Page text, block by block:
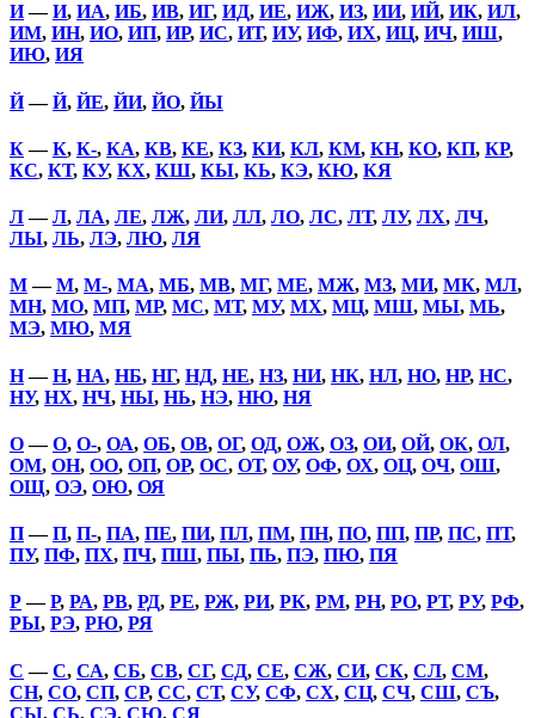
И—И, ИА, ИБ, ИВ, ИГ, ИД, ИЕ, ИЖ, ИЗ, ИИ, ИЙ, ИК, ИЛ,
ИМ, ИН, ИО, ИП, ИР, ИС, ИТ, ИУ, ИФ, ИХ, ИЦ, ИЧ, ИШ,
ИЮ, ИЯ
Й—Й, ЙЕ, ЙИ, ЙО, ЙЫ
К—К, К-, КА, КВ, КЕ, КЗ, КИ, КЛ, КМ, КН, КО, КП, КР,
КС, КТ, КУ, КХ, КШ, КЫ, КЬ, КЭ, КЮ, КЯ
Л—Л, ЛА, ЛЕ, ЛЖ, ЛИ, ЛЛ, ЛО, ЛС, ЛТ, ЛУ, ЛХ, ЛЧ,
ЛЫ, ЛЬ, ЛЭ, ЛЮ, ЛЯ
М—М, М-, МА, МБ, МВ, МГ, МЕ, МЖ, МЗ, МИ, МК, МЛ,
МН, МО, МП, МР, МС, МТ, МУ, МХ, МЦ, МШ, МЫ, МЬ,
МЭ, МЮ, МЯ
Н—Н, НА, НБ, НГ, НД, НЕ, НЗ, НИ, НК, НЛ, НО, НР, НС,
НУ, НХ, НЧ, НЫ, НЬ, НЭ, НЮ, НЯ
О—О, О-, ОА, ОБ, ОВ, ОГ, ОД, ОЖ, ОЗ, ОИ, ОЙ, ОК, ОЛ,
ОМ, ОН, ОО, ОП, ОР, ОС, ОТ, ОУ, ОФ, ОХ, ОЦ, ОЧ, ОШ,
ОЩ, ОЭ, ОЮ, ОЯ
П—П, П-, ПА, ПЕ, ПИ, ПЛ, ПМ, ПН, ПО, ПП, ПР, ПС, ПТ,
ПУ, ПФ, ПХ, ПЧ, ПШ, ПЫ, ПЬ, ПЭ, ПЮ, ПЯ
Р—Р, РА, РВ, РД, РЕ, РЖ, РИ, РК, РМ, РН, РО, РТ, РУ, РФ,
РЫ, РЭ, РЮ, РЯ
С —С, СА, СБ, СВ, СГ, СД, СЕ, СЖ, СИ, СК, СЛ, СМ,
СН, СО, СП, СР, СС, СТ, СУ, СФ, СХ, СЦ, СЧ, СШ, СЪ,
СЫ, СЬ, СЭ, СЮ, СЯ